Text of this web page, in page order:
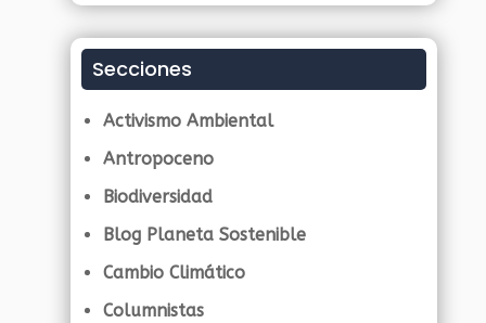
Secciones
Activismo Ambiental
Antropoceno
Biodiversidad
Blog Planeta Sostenible
Cambio Climático
Columnistas